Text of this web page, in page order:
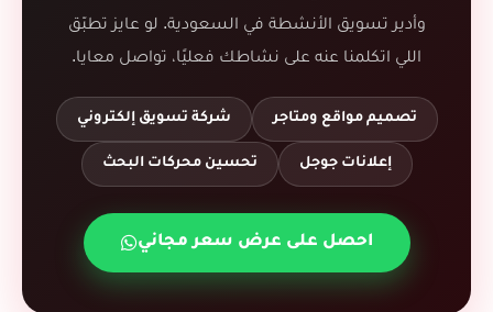
وأدير تسويق الأنشطة في السعودية. لو عايز تطبّق
اللي اتكلمنا عنه على نشاطك فعليًا، تواصل معايا.
تصميم مواقع ومتاجر شركة تسويق إلكتروني
إعلانات جوجل تحسين محركات البحث
احصل على عرض سعر مجاني